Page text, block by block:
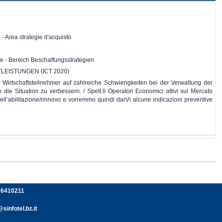
Area strategie d'acquisto
- Bereich Beschaffungsstrategien
(ICT 2020)
auf zahlreiche Schwierigkeiten bei der Verwaltung der
Situation zu verbessern. / Spett.li Operatori Economici attivi sul Mercato
rinnovo e vorremmo quindi darVi alcune indicazioni preventive